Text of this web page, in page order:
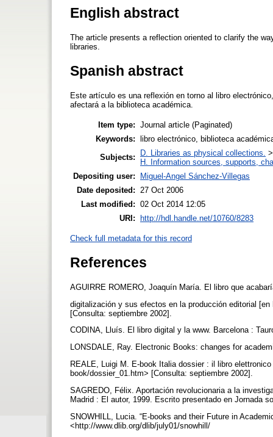
English abstract
The article presents a reflection oriented to clarify the
libraries.
Spanish abstract
Este artículo es una reflexión en torno al libro
afectará a la biblioteca académica.
Item type: Journal article (Paginated)
Keywords:
libro electrónico, biblioteca
Subjects:
D. Libraries as physical collections.
H. Information sources, supports,
Depositing user:
Miguel-Angel Sánchez-Villegas
Date deposited:
27 Oct 2006
Last modified: 02 Oct 2014 12:05
URI:
http://hdl.handle.net/10760/8283
Check full metadata for this record
References
AGUIRRE ROMERO, Joaquín María. El libro que
digitalización y sus efectos en la producción editorial
[Consulta: septiembre 2002].
CODINA, Lluís. El libro digital y la www. Barcelona :
LONSDALE, Ray. Electronic Books: changes for
REALE, Luigi M. E-book Italia dossier : il libro
book/dossier_01.htm> [Consulta: septiembre 2002].
SAGREDO, Félix. Aportación revolucionaria a la
Madrid : El autor, 1999. Escrito presentado en Jornada
SNOWHILL, Lucia. “E-books and their Future in
<http://www.dlib.org/dlib/july01/snowhill/